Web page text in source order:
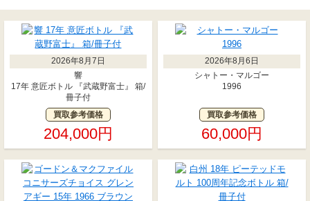
2026年8月7日
響
17年 意匠ボトル 『武蔵野富士』 箱/
冊子付
買取参考価格
204,000円
2026年8月6日
シャトー・マルゴー
1996
買取参考価格
60,000円